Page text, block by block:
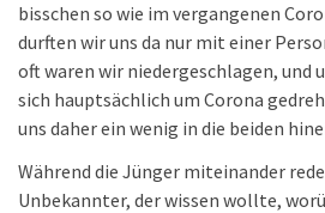
bisschen so wie im vergangenen
durften wir uns da nur mit einer
oft waren wir niedergeschlagen, und
sich hauptsächlich um Corona
uns daher ein wenig in die beiden
Während die Jünger miteinander
Unbekannter, der wissen wollte,